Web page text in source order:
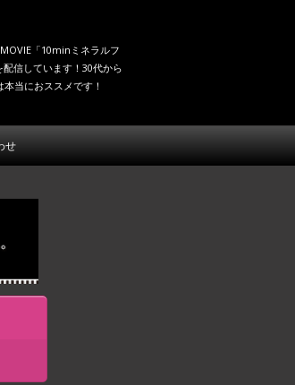
「10minミネラルフ
信しています！30代から
当におススメです！
せ